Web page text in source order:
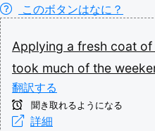
このボタンはなに？
Applying a fresh coat of
took much of the
翻訳する
聞き取れるようになる
詳細